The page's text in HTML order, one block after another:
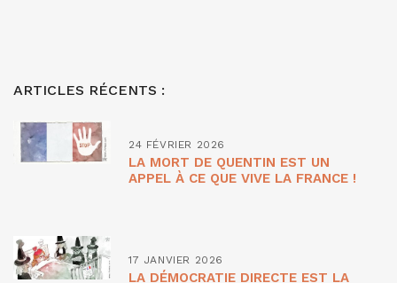
ARTICLES RÉCENTS :
24 FÉVRIER 2026
LA MORT DE QUENTIN EST UN
APPEL À CE QUE VIVE LA FRANCE !
17 JANVIER 2026
LA DÉMOCRATIE DIRECTE EST LA